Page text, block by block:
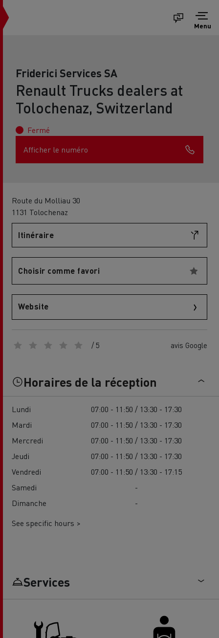
Menu
Friderici Services SA
Renault Trucks dealers at
Tolochenaz, Switzerland
Fermé
Afficher le numéro
Route du Molliau 30
1131 Tolochenaz
Itinéraire
Choisir comme favori
Website
/ 5 avis Google
Horaires de la réception
Lundi
07:00 - 11:50 / 13:30 - 17:30
Mardi
07:00 - 11:50 / 13:30 - 17:30
Mercredi
07:00 - 11:50 / 13:30 - 17:30
Jeudi
07:00 - 11:50 / 13:30 - 17:30
Vendredi
07:00 - 11:50 / 13:30 - 17:15
Samedi
-
Dimanche
-
See specific hours >
Services